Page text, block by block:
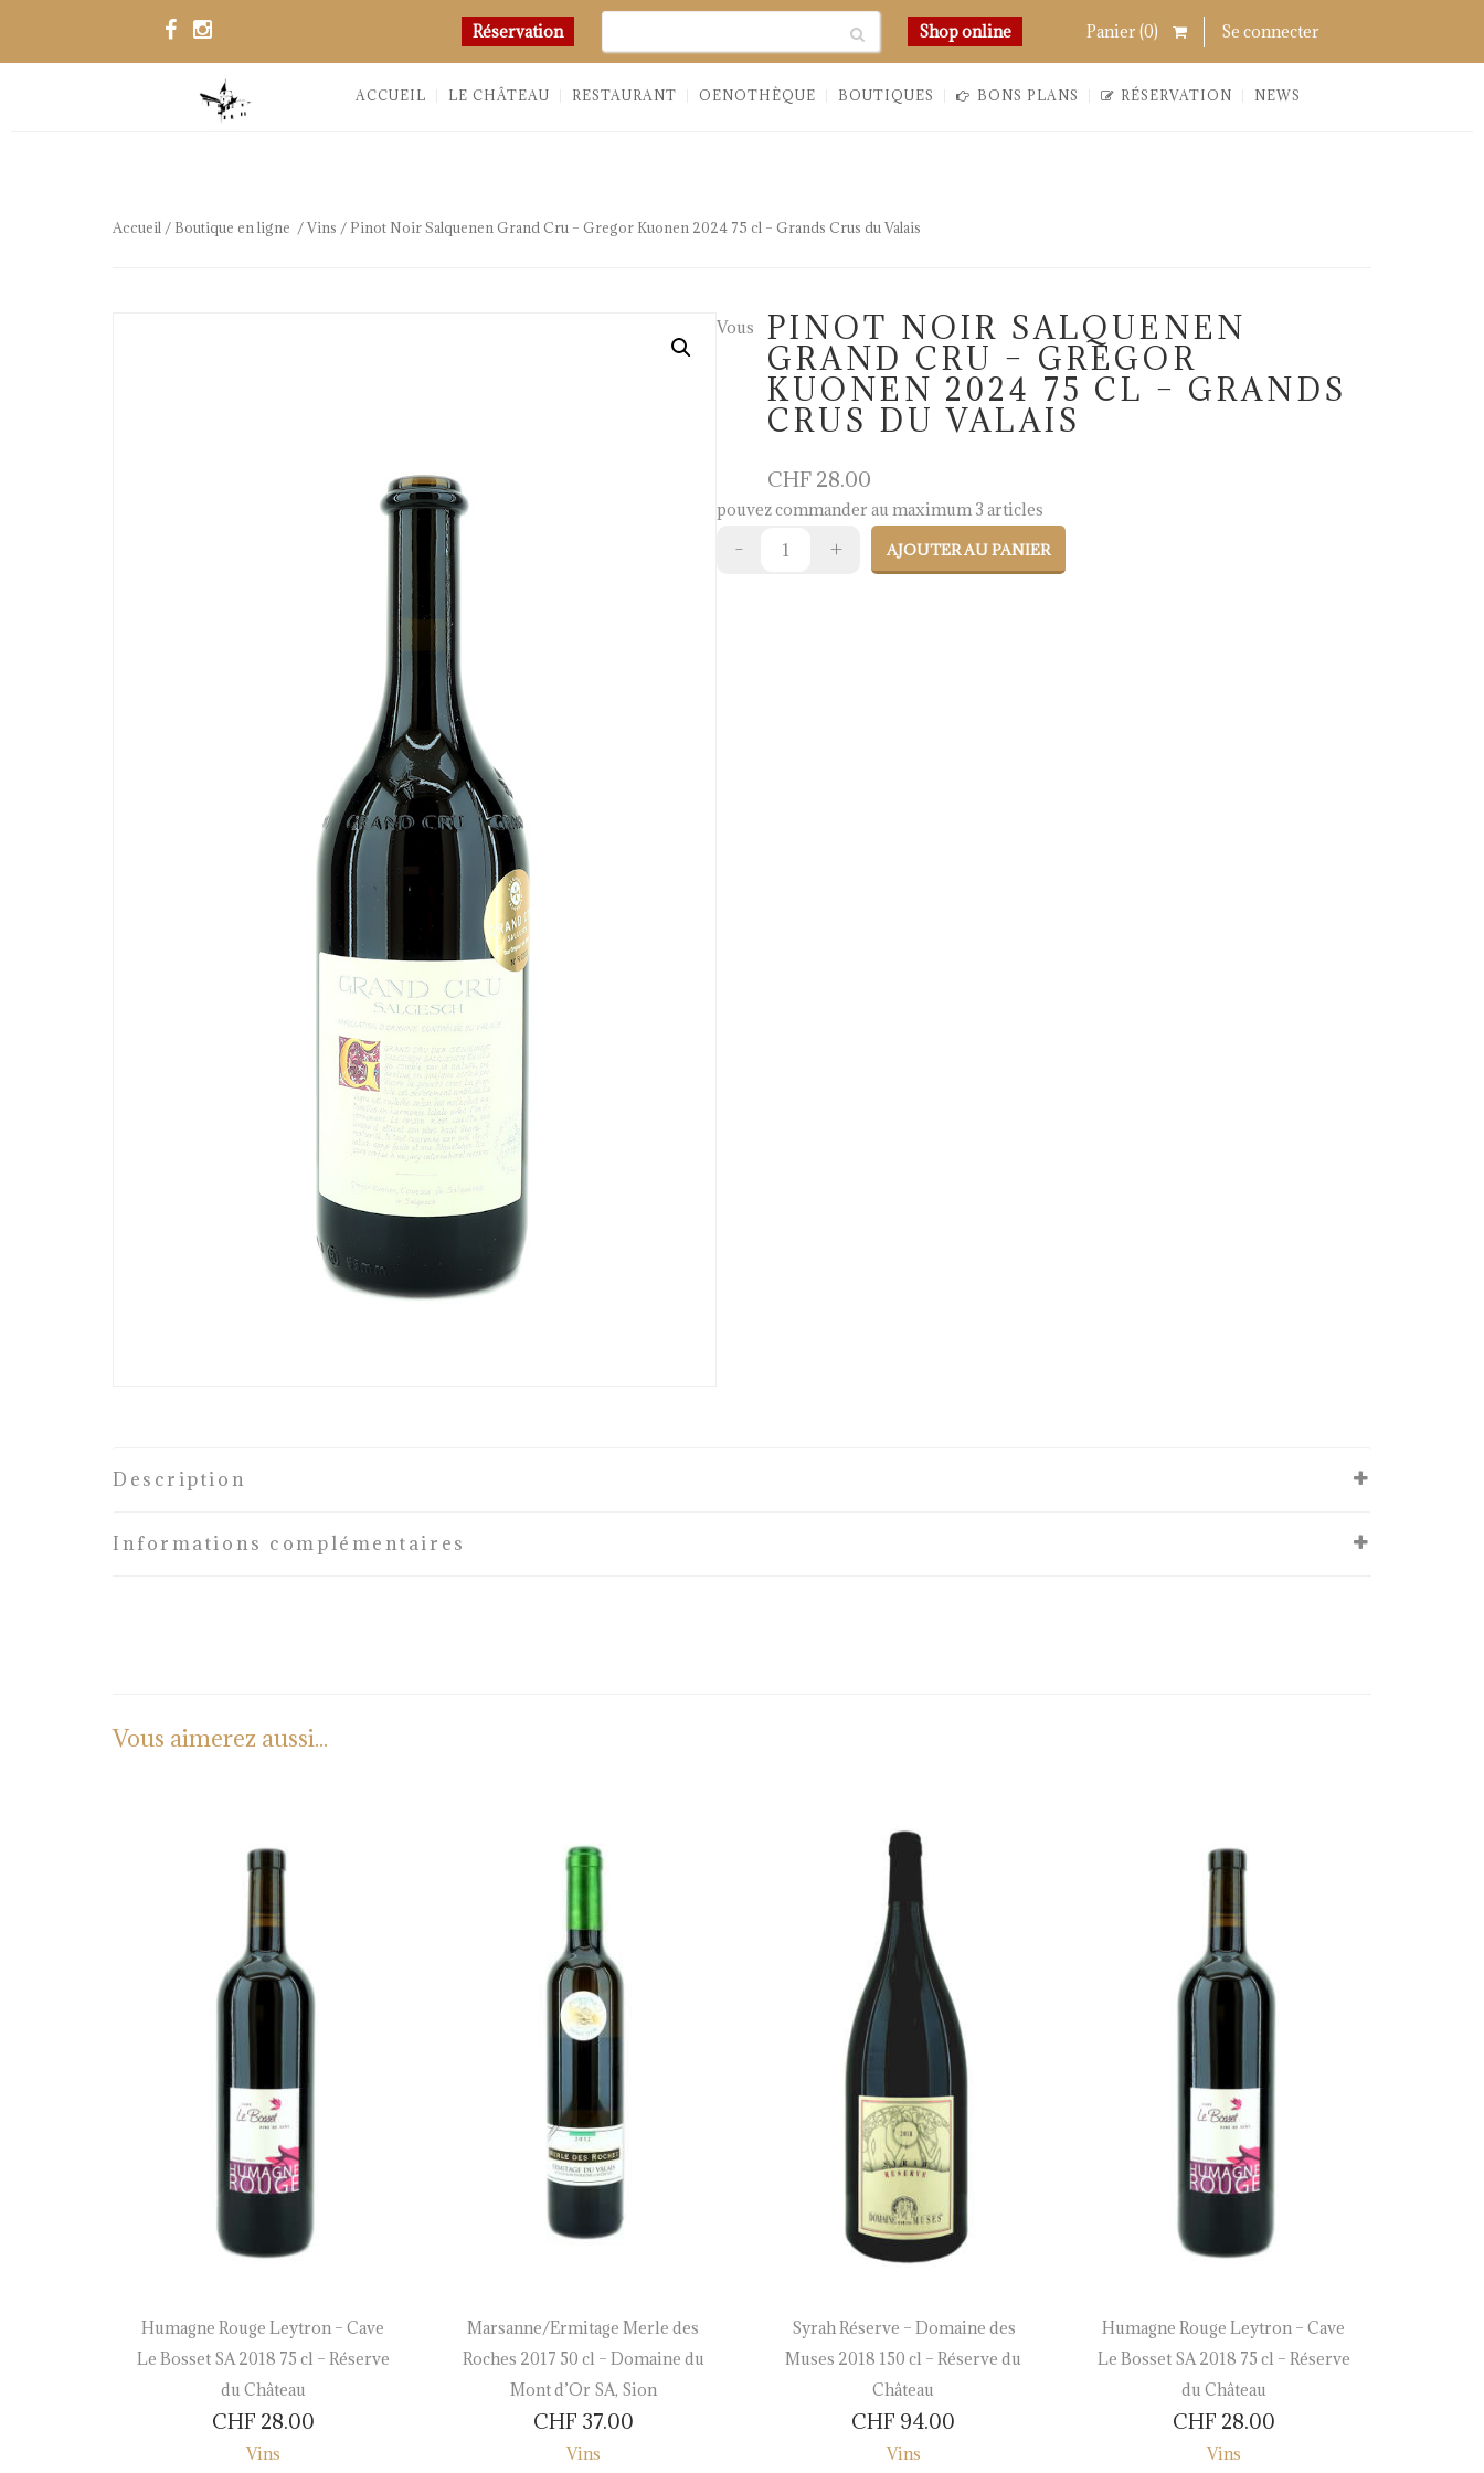
Réservation Chercher Shop online Chercher
Panier (0) Links
Se connecter
ACCUEIL LE CHÂTEAU RESTAURANT OENOTHÈQUE BOUTIQUES BONS PLANS RÉSERVATION NEWS
Accueil / Boutique en ligne /Vins / Pinot Noir Salquenen Grand Cru – Gregor Kuonen 2024 75 cl – Grands Crus du Valais
PINOT NOIR SALQUENEN
GRAND CRU – GREGOR
KUONEN 2024 75 CL – GRANDS
CRUS DU VALAIS
CHF 28.00
Vous
pouvez commander au maximum 3 articles
AJOUTER AU PANIER
Description
Informations complémentaires
Vous aimerez aussi...
Humagne Rouge Leytron – Cave
Le Bosset SA 2018 75 cl – Réserve
du Château
CHF 28.00
Vins
Marsanne/Ermitage Merle des
Roches 2017 50 cl – Domaine du
Mont d’Or SA, Sion
CHF 37.00
Vins
Syrah Réserve – Domaine des
Muses 2018 150 cl – Réserve du
Château
CHF 94.00
Vins
Humagne Rouge Leytron – Cave
Le Bosset SA 2018 75 cl – Réserve
du Château
CHF 28.00
Vins